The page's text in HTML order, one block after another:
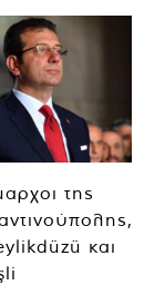
της
και